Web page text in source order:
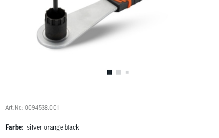
Art.Nr.: 0094538.001
Farbe: silver orange black